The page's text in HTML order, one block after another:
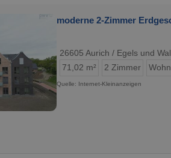
moderne 2-Zimmer
26605 Aurich / Egels und
71,02 m²
2 Zimmer
Quelle: Internet-Kleinanzeigen